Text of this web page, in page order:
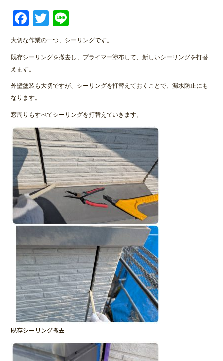
Facebook
Twitter
大切な作業の一つ、シーリングです。
既存シーリングを撤去し、プライマー塗布して、新しいシーリングを打替
えます。
外壁塗装も大切ですが、シーリングを打替えておくことで、漏水防止にも
なります。
窓周りもすべてシーリングを打替えていきます。
既存シーリング撤去